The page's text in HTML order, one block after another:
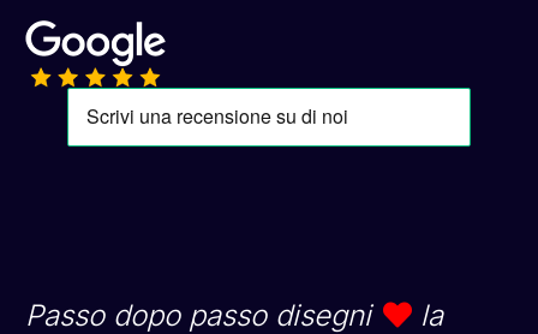
Passo dopo passo disegni
la